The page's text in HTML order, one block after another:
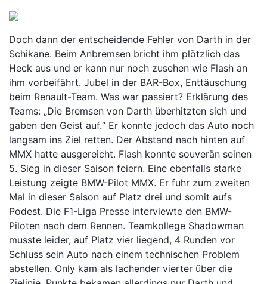
Doch dann der entscheidende Fehler von Darth in der
Schikane. Beim Anbremsen bricht ihm plötzlich das
Heck aus und er kann nur noch zusehen wie Flash an
ihm vorbeifährt. Jubel in der BAR-Box, Enttäuschung
beim Renault-Team. Was war passiert? Erklärung des
Teams: „Die Bremsen von Darth überhitzten sich und
gaben den Geist auf.“ Er konnte jedoch das Auto noch
langsam ins Ziel retten. Der Abstand nach hinten auf
MMX hatte ausgereicht. Flash konnte souverän seinen
5. Sieg in dieser Saison feiern. Eine ebenfalls starke
Leistung zeigte BMW-Pilot MMX. Er fuhr zum zweiten
Mal in dieser Saison auf Platz drei und somit aufs
Podest. Die F1-Liga Presse interviewte den BMW-
Piloten nach dem Rennen. Teamkollege Shadowman
musste leider, auf Platz vier liegend, 4 Runden vor
Schluss sein Auto nach einem technischen Problem
abstellen. Only kam als lachender vierter über die